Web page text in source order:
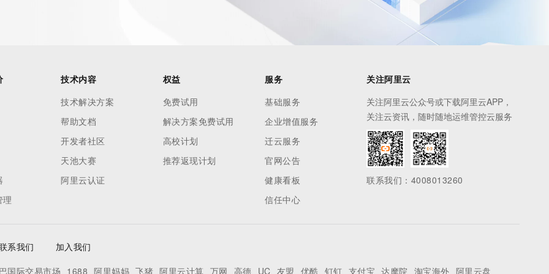
data. Access to the data provided by Identity Digital
Operators reserve the right to modify these terms at
理
技术内容
技术解决方案
帮助文档
开发者社区
天池大赛
阿里云认证
权益
免费试用
解决方案免费试用
高校计划
推荐返现计划
服务
基础服务
企业增值服务
迁云服务
官网公告
健康看板
信任中心
关注阿里云
关注阿里云公众号或下载阿里云APP，
关注云资讯，随时随地运维管控云服务
联系我们：4008013260
系我们
加入我们
国际交易市场 1688 阿里妈妈 飞猪 阿里云计算 万网 高德 UC 友盟 优酷 钉钉 支付宝 达摩院 淘宝海外 阿里云盘